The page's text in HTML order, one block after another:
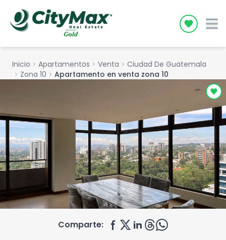
Icon
Inicio chevron_right Apartamentos chevron_right Venta chevron_right Ciudad De Guatemala
chevron_right Zona 10 chevron_right Apartamento en venta zona 10
Comparte: